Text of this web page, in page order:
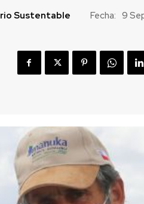
Sustentable Fecha: 9